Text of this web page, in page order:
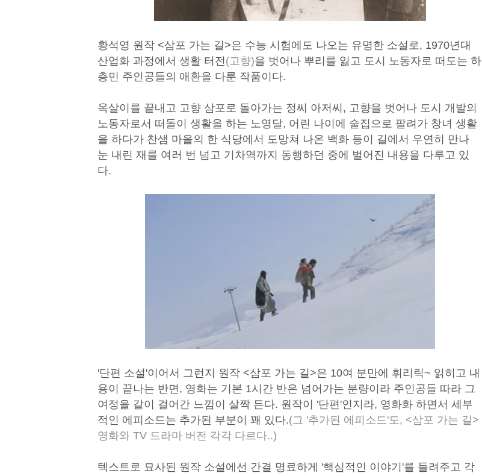
황석영 원작 <삼포 가는 길>은 수능 시험에도 나오는 유명한 소설로, 1970년대
산업화 과정에서 생활 터전(고향)을 벗어나 뿌리를 잃고 도시 노동자로 떠도는 하
층민 주인공들의 애환을 다룬 작품이다.
옥살이를 끝내고 고향 삼포로 돌아가는 정씨 아저씨, 고향을 벗어나 도시 개발의
노동자로서 떠돌이 생활을 하는 노영달, 어린 나이에 술집으로 팔려가 창녀 생활
을 하다가 찬샘 마을의 한 식당에서 도망쳐 나온 백화 등이 길에서 우연히 만나
눈 내린 재를 여러 번 넘고 기차역까지 동행하던 중에 벌어진 내용을 다루고 있
다.
'단편 소설'이어서 그런지 원작 <삼포 가는 길>은 10여 분만에 휘리릭~ 읽히고 내
용이 끝나는 반면, 영화는 기본 1시간 반은 넘어가는 분량이라 주인공들 따라 그
여정을 같이 걸어간 느낌이 살짝 든다. 원작이 '단편'인지라, 영화화 하면서 세부
적인 에피소드는 추가된 부분이 꽤 있다.(그 '추가된 에피소드'도, <삼포 가는 길>
영화와 TV 드라마 버전 각각 다르다..)
텍스트로 묘사된 원작 소설에선 간결 명료하게 '핵심적인 이야기'를 들려주고 각